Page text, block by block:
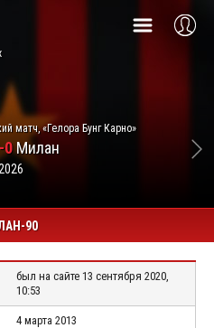
матч, «Гелора Бунг Карно»
0Милан
90
был на сайте 13 сентября 2020,
10:53
4 марта 2013